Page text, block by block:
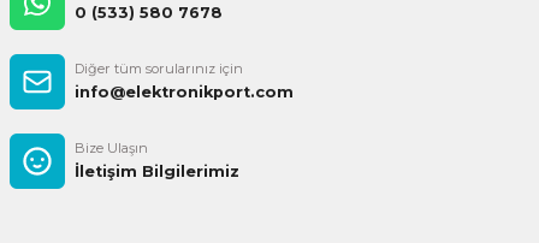
0 (533) 580 7678
Diğer tüm sorularınız için
info@elektronikport.com
Bize Ulaşın
İletişim Bilgilerimiz